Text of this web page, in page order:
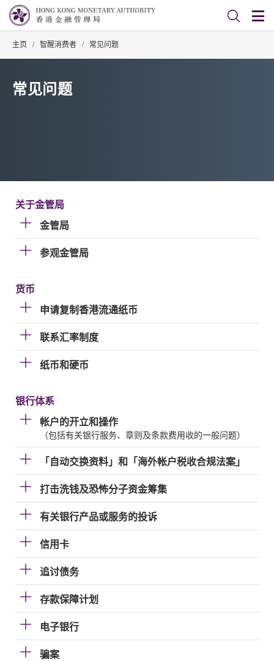
主页 / 智醒消费者 / 常见问题
常见问题
关于金管局
金管局
参观金管局
货币
申请复制香港流通纸币
联系汇率制度
纸币和硬币
银行体系
帐户的开立和操作
（包括有关银行服务、章则及条款费用收的一般问题）
「自动交换资料」和「海外帐户税收合规法案」
打击洗钱及恐怖分子资金筹集
有关银行产品或服务的投诉
信用卡
追讨债务
存款保障计划
电子银行
骗案